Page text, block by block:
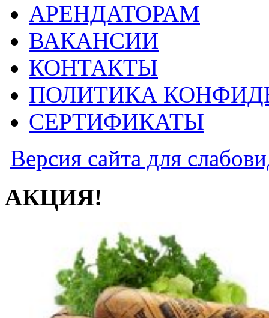
АРЕНДАТОРАМ
ВАКАНСИИ
КОНТАКТЫ
ПОЛИТИКА
СЕРТИФИКАТЫ
Версия сайта для
АКЦИЯ!